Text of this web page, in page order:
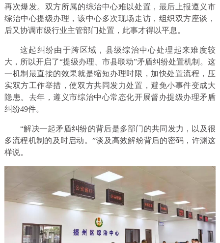
再次爆发。双方所属的综治中心难以处置，最后上报遵义市
综治中心提级办理，该中心多次现场走访，组织双方座谈，
后又协调市级行业主管部门处置，此事才得以平息。
这起纠纷由于跨区域，县级综治中心处理起来难度较
大，所以开启了“提级办理、市县联动”矛盾纠纷处置机制。这
一机制最直接的效果就是缩短办理时限，加快处置流程，压
实双方工作举措，使双方共同发力处置，避免小事件变成大
隐患。去年，遵义市综治中心常态化开展督办提级办理矛盾
纠纷49件。
“解决一起矛盾纠纷的背后是多部门的共同发力，以及很
多流程机制的及时启动。”谈及高效解纷背后的密码，许渊这
样说。